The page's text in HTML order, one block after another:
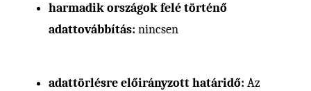
harmadik országok felé történő
adattovábbítás: nincsen
adattörlésre előirányzott határidő: Az